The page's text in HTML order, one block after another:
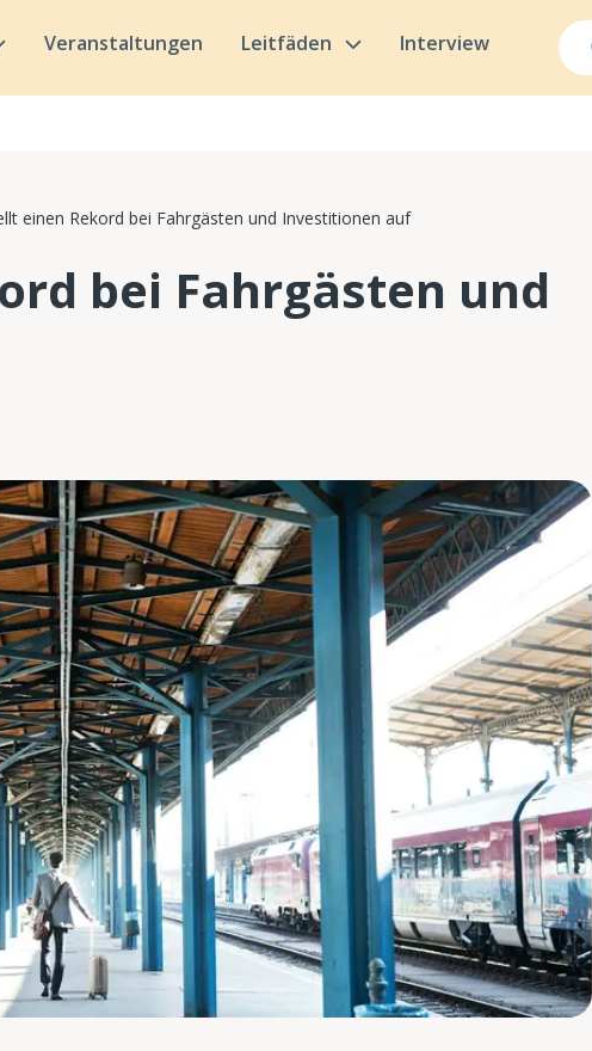
Veranstaltungen Leitfäden Interview
einen Rekord bei Fahrgästen und Investitionen auf
bei Fahrgästen und